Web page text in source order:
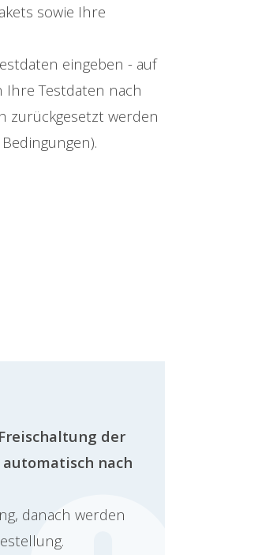
sowie Ihre
eingeben - auf
Testdaten nach
zurückgesetzt werden
der
nach
danach werden